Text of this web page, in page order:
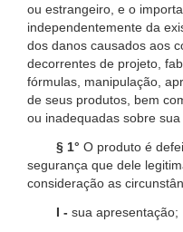
ou estrangeiro, e o
independentemente da
dos danos causados aos
decorrentes de projeto,
fórmulas, manipulação,
de seus produtos, bem
ou inadequadas sobre sua
§ 1° O produto é
segurança que dele
consideração as
I - sua apresentação;